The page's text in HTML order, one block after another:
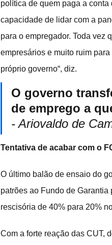
política de quem paga a conta
capacidade de lidar com a
para o empregador. Toda vez
empresários e muito ruim
próprio governo“, diz.
O governo
de emprego a
- Ariovaldo de
Tentativa de acabar com o
O último balão de ensaio do
patrões ao Fundo de Garantia
rescisória de 40% para 20%
Com a forte reação das CUT,